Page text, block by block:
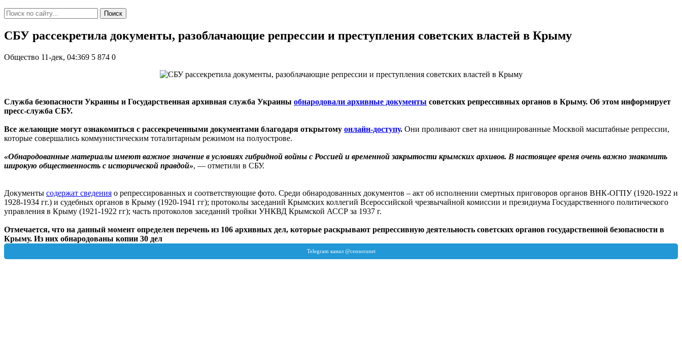
Поиск
СБУ рассекретила документы, разоблачающие репрессии и преступления советских властей в Крыму
Общество 11-дек, 04:369 5 874 0
Служба безопасности Украины и Государственная архивная служба Украины обнародовали архивные документы советских репрессивных органов в Крыму. Об этом информирует
пресс-служба СБУ.
Все желающие могут ознакомиться с рассекреченными документами благодаря открытому онлайн-доступу. Они проливают свет на инициированные Москвой масштабные репрессии,
которые совершались коммунистическим тоталитарным режимом на полуострове.
«Обнародованные материалы имеют важное значение в условиях гибридной войны с Россией и временной закрытости крымских архивов. В настоящее время очень важно знакомить
широкую общественность с исторической правдой», — отметили в СБУ.
Документы содержат сведения о репрессированных и соответствующие фото. Среди обнародованных документов – акт об исполнении смертных приговоров органов ВНК-ОГПУ (1920-1922 и
1928-1934 гг.) и судебных органов в Крыму (1920-1941 гг); протоколы заседаний Крымских коллегий Всероссийской чрезвычайной комиссии и президиума Государственного политического
управления в Крыму (1921-1922 гг); часть протоколов заседаний тройки УНКВД Крымской АССР за 1937 г.
Отмечается, что на данный момент определен перечень из 106 архивных дел, которые раскрывают репрессивную деятельность советских органов государственной безопасности в
Крыму. Из них обнародованы копии 30 дел